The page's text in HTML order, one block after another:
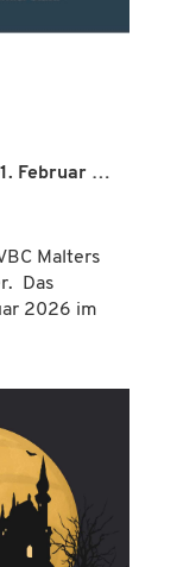
Volleyball-Schüler:innenturnier 01. Februar 2026
Malters
Das
2026 im